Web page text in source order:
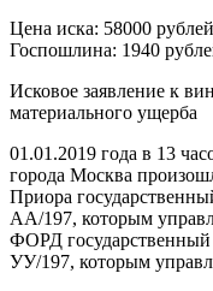
Цена иска: 58000 рублей
Госпошлина: 1940
Исковое заявление к
материального ущерба
01.01.2019 года в 13
города Москва
Приора
АА/197, которым
ФОРД
УУ/197, которым